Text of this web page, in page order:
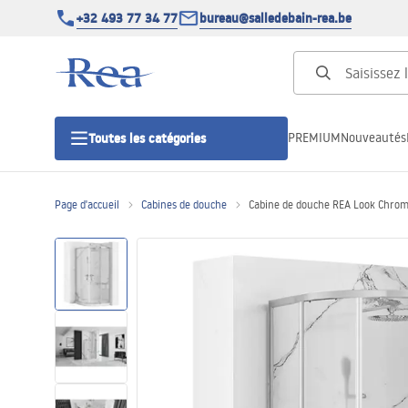
+32 493 77 34 77 bureau@salledebain-rea.be
Toutes les catégories
Receveurs de douche
Caniveaux de douche
PREMIUMNouveautés
Page d'accueil Cabines de douche Cabine de douche REA Look